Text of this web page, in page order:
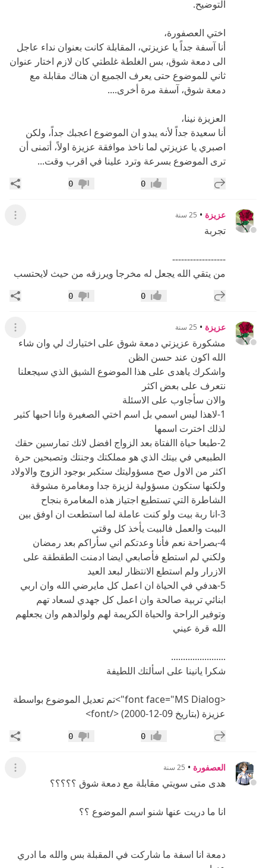
التوضيح.
اختي العصفورة،
أنا آسفة جداً يا عزيزتي، المقابلة كانت بعنوان نداء عاجل
الى دمعة شوق، بس الغلطة غلطتي كان لازم اختار عنوان
ثاني للموضوع حتى يعرف الجميع ان هناك مقابلة مع
دمعة شوق، آسفة مرة أخرى....
العزيزة نينا،
أنا سعيدة جداً لأنه يبدو ان الموضوع اعجبك جداً، ولكن
اصبري يا عزيزتي لما ناخذ موافقة عزيزة اولاً، أتمنى أن
ترى الموضوع بسرعة وترد علينا في اقرب وقت...
إضافة رد جديد إعجاب0 عدم إعجاب
0
عزيزة • 25 سنة عرض
تجربة
------------------
من يتقي الله يجعل له مخرجا ويرزقه من حيث لايحتسب
إضافة رد جديد إعجاب0 عدم إعجاب
0
عزيزة • 25 سنة عرض
مشكورة عزيزتي دمعة شوق على اختيارك لي وان شاء
الله اكون عند حسن الظن
واشكرك ياهدى على هذا الموضوع الشيق الذي سيجعلنا
نتعرف على بعض اكثر
والان سأجاوب على الاسئلة
1-لاهذا ليس اسمي بل اسم اختي الصغيرة وانا احبها كثير
لذلك اخترت اسمها
2-طبعا حياة االفتاة بعد الزواج افضل لانك تمارسين حقك
الطبيعي في بيتك الذي هو مملكتك وجنتك وتصبحين حرة
اكثر من الاول صح مسؤوليتك ستكبر بوجود الزوج والاولاد
ولكنها ستكون مسؤولية لزيزة جدا ومغامرة مشوقة
الشاطرة التي تستطيع اجتياز هذه المغامرة بنجاح
3-انا ربة بيت ولو كنت عاملة لما استطعت ان اوفق بين
البيت والعمل فالبيت يأخذ كل وقتي
4-بصراحة نعم فأنا وعدتكم اني سأراكم بعد رمضان
ولكني لم استطع فأصابعي ايضا ادمنت الطقطقة على
الازرار ولم استطع الانتظار لبعد العيد
5-هدفي في الحياة ان اعمل كل مايرضي الله وان اربي
ابنائي تربية صالحة وان اعمل كل جهدي لسعاد تهم
وتوفير الراحة والحياة الكريمة لهم ولوالدهم وان يجعلهم
الله قرة عيني
.......................
شكرا يانينا على اسألتك اللطيفة
<font face="MS Dialog">تم تعديل الموضوع بواسطة
عزيزة (بتاريخ 09-12-2000) </font>
إضافة رد جديد إعجاب0 عدم إعجاب
0
العصفورة • 25 سنة عرض
هدى متى سويتي مقابلة مع دمعة شوق ؟؟؟؟؟
انا ما دريت عنها شنو اسم الموضوع ؟؟
دمعة انا اسفة ما شاركت في المقبلة بس والله ما ادري